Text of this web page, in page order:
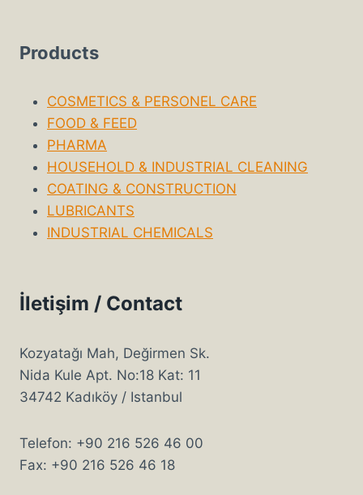
Products
COSMETICS & PERSONEL CARE
FOOD & FEED
PHARMA
HOUSEHOLD & INDUSTRIAL CLEANING
COATING & CONSTRUCTION
LUBRICANTS
INDUSTRIAL CHEMICALS
İletişim / Contact
Kozyatağı Mah, Değirmen Sk.
Nida Kule Apt. No:18 Kat: 11
34742 Kadıköy / Istanbul
Telefon: +90 216 526 46 00
Fax: +90 216 526 46 18